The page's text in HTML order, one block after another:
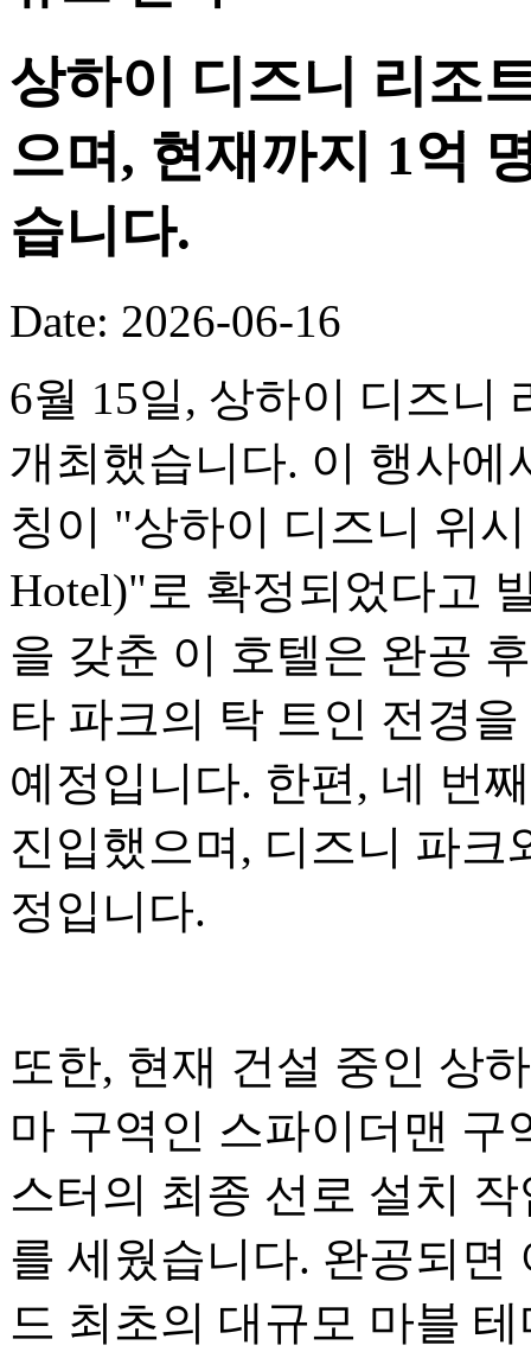
상하이 디즈니 리조
으며, 현재까지 1억
습니다.
Date: 2026-06-16
6월 15일, 상하이 디즈니
개최했습니다. 이 행사에
칭이 "상하이 디즈니 위시
Hotel)"로 확정되었다고
을 갖춘 이 호텔은 완공
타 파크의 탁 트인 전경
예정입니다. 한편, 네 번
진입했으며, 디즈니 파크
정입니다.
또한, 현재 건설 중인 상
마 구역인 스파이더맨 구
스터의 최종 선로 설치
를 세웠습니다. 완공되면
드 최초의 대규모 마블